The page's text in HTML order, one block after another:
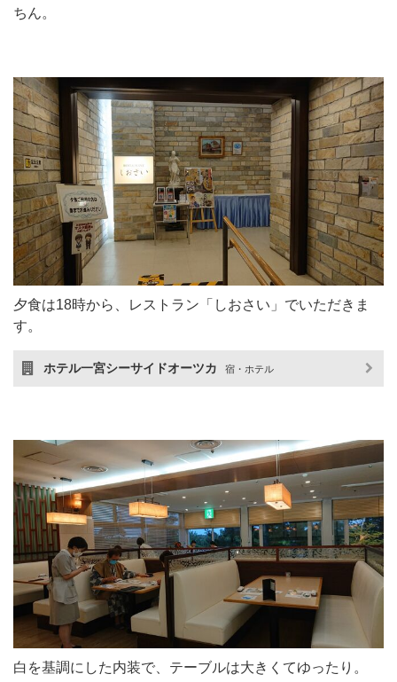
ちん。
夕食は18時から、レストラン「しおさい」でいただきま
す。
ホテル一宮シーサイドオーツカ 宿・ホテル
白を基調にした内装で、テーブルは大きくてゆったり。